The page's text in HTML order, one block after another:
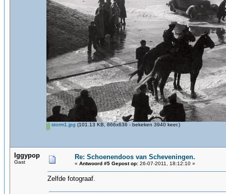
storm1.jpg (101.13 KB, 866x636 - bekeken 3940 keer.)
Iggypop
Gast
Re: Schoenendoos van Scheveningen.
« Antwoord #5 Gepost op: 26-07-2011, 18:12:10 »
Zelfde fotograaf.